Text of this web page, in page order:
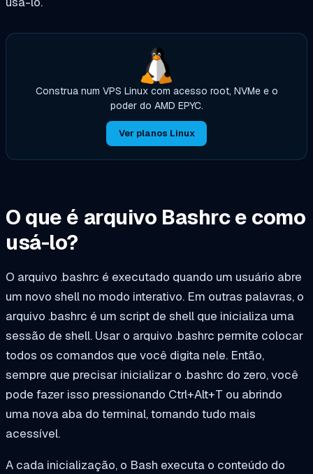
Construa num VPS Linux com acesso root, NVMe e o
poder do AMD EPYC.
Ver planos Linux
O que é arquivo Bashrc e como
usá-lo?
O arquivo .bashrc é executado quando um usuário abre
um novo shell no modo interativo. Em outras palavras, o
arquivo .bashrc é um script de shell que inicializa uma
sessão de shell. Usar o arquivo .bashrc permite colocar
todos os comandos que você digita nele. Então,
sempre que precisar inicializar o .bashrc do zero, você
pode fazer isso pressionando Ctrl+Alt+T ou abrindo
uma nova aba do terminal, tornando tudo mais
acessível.
A cada inicialização, o Bash executa o conteúdo do